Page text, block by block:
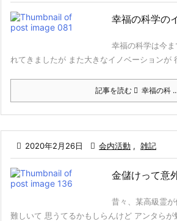
幸福の科学の
幸福の科学は今
れてきましたが また大きなイノベーションが
記事を読む 幸福の科
 2020年2月26日  会内活動 , 雑記
金儲けって意
昔々、某高級霊
難しいて 思うてるかもしらんけど アンタらが